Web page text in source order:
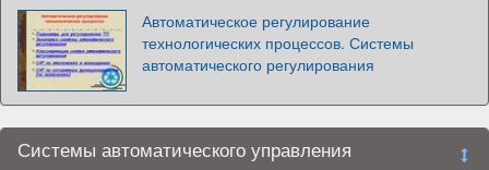
Автоматическое регулирование
технологических процессов. Системы
автоматического регулирования
Системы автоматического управления